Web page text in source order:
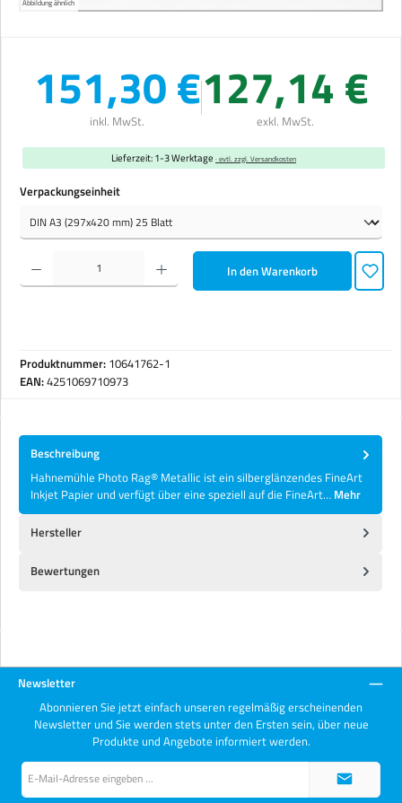
Abbildung ähnlich
151,30 €
inkl. MwSt.
127,14 €
exkl. MwSt.
Lieferzeit: 1-3 Werktage · evtl. zzgl. Versandkosten
Verpackungseinheitauswählen
Produkt Anzahl: Gib den gewünschten Wert ein oder benutze die Schaltflächen um die Anzahl zu
In den Warenkorb
Produktnummer: 10641762-1
EAN:4251069710973
Beschreibung
Hahnemühle Photo Rag® Metallic ist ein silberglänzendes FineArt
Inkjet Papier und verfügt über eine speziell auf die FineArt… Mehr
Hersteller
Bewertungen
Newsletter
Abonnieren Sie jetzt einfach unseren regelmäßig erscheinenden
Newsletter und Sie werden stets unter den Ersten sein, über neue
Produkte und Angebote informiert werden.